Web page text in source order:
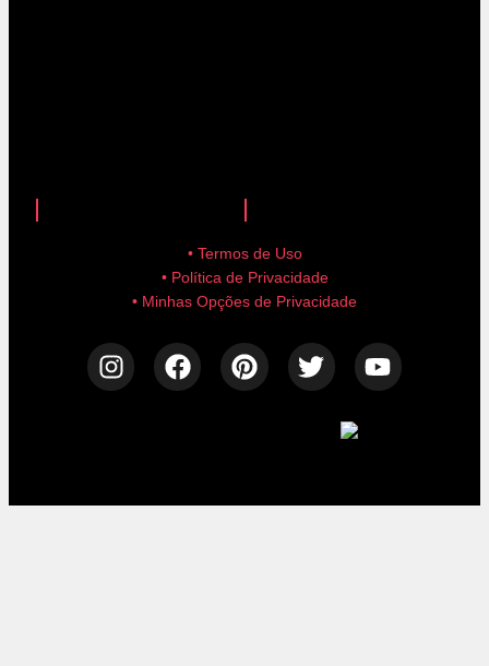
• Termos de Uso
• Política de Privacidade
• Minhas Opções de Privacidade